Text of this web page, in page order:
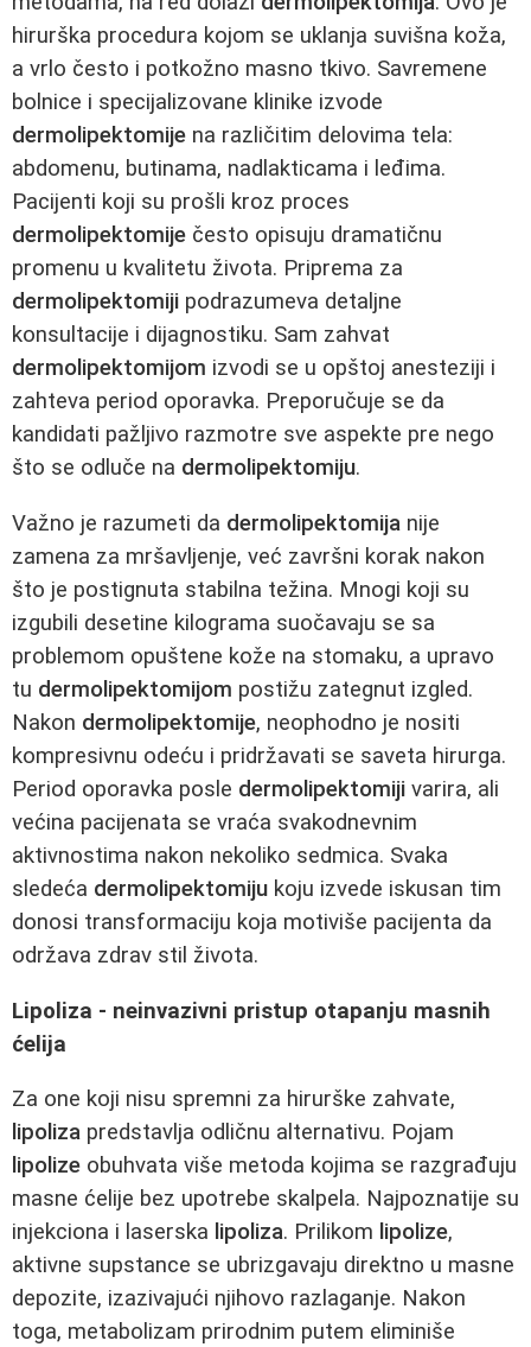
hirurška procedura kojom se uklanja suvišna koža,
a vrlo često i potkožno masno tkivo. Savremene
bolnice i specijalizovane klinike izvode
dermolipektomije na različitim delovima tela:
abdomenu, butinama, nadlakticama i leđima.
Pacijenti koji su prošli kroz proces
dermolipektomije često opisuju dramatičnu
promenu u kvalitetu života. Priprema za
dermolipektomiji podrazumeva detaljne
konsultacije i dijagnostiku. Sam zahvat
dermolipektomijom izvodi se u opštoj anesteziji i
zahteva period oporavka. Preporučuje se da
kandidati pažljivo razmotre sve aspekte pre nego
što se odluče na dermolipektomiju.
Važno je razumeti da dermolipektomija nije
zamena za mršavljenje, već završni korak nakon
što je postignuta stabilna težina. Mnogi koji su
izgubili desetine kilograma suočavaju se sa
problemom opuštene kože na stomaku, a upravo
tu dermolipektomijom postižu zategnut izgled.
Nakon dermolipektomije, neophodno je nositi
kompresivnu odeću i pridržavati se saveta hirurga.
Period oporavka posle dermolipektomiji varira, ali
većina pacijenata se vraća svakodnevnim
aktivnostima nakon nekoliko sedmica. Svaka
sledeća dermolipektomiju koju izvede iskusan tim
donosi transformaciju koja motiviše pacijenta da
održava zdrav stil života.
Lipoliza - neinvazivni pristup otapanju masnih
ćelija
Za one koji nisu spremni za hirurške zahvate,
lipoliza predstavlja odličnu alternativu. Pojam
lipolize obuhvata više metoda kojima se razgrađuju
masne ćelije bez upotrebe skalpela. Najpoznatije su
injekciona i laserska lipoliza. Prilikom lipolize,
aktivne supstance se ubrizgavaju direktno u masne
depozite, izazivajući njihovo razlaganje. Nakon
toga, metabolizam prirodnim putem eliminiše